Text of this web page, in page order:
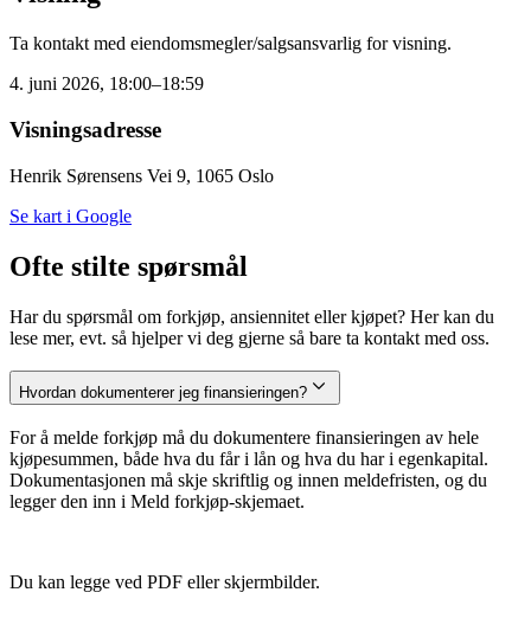
Ta kontakt med eiendomsmegler/salgsansvarlig for visning.
4. juni 2026, 18:00–18:59
Visningsadresse
Henrik Sørensens Vei 9, 1065 Oslo
Se kart i Google
Ofte stilte spørsmål
Har du spørsmål om forkjøp, ansiennitet eller kjøpet? Her kan du
lese mer, evt. så hjelper vi deg gjerne så bare ta kontakt med oss.
Hvordan dokumenterer jeg finansieringen?
For å melde forkjøp må du dokumentere finansieringen av hele
kjøpesummen, både hva du får i lån og hva du har i egenkapital.
Dokumentasjonen må skje skriftlig og innen meldefristen, og du
legger den inn i Meld forkjøp-skjemaet.
Du kan legge ved PDF eller skjermbilder.